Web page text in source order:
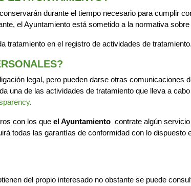
durante el tiempo necesario para cumplir
el Ayuntamiento está sometido a la normativa
tratamiento en el registro de actividades de tratamiento.
legal, pero pueden darse otras
una de las actividades de tratamiento que lleva a
.
con los que el Ayuntamiento contrate algún
todas las garantías de conformidad con lo
del propio interesado no obstante se puede